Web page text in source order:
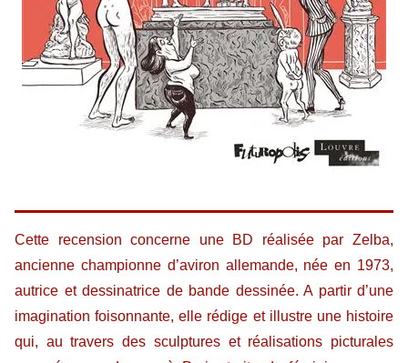
Cette recension concerne une BD réalisée par Zelba,
ancienne championne d’aviron allemande, née en 1973,
autrice et dessinatrice de bande dessinée. A partir d’une
imagination foisonnante, elle rédige et illustre une histoire
qui, au travers des sculptures et réalisations picturales